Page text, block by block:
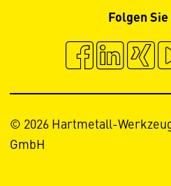
Folgen Sie
© 2026 Hartmetall-
GmbH